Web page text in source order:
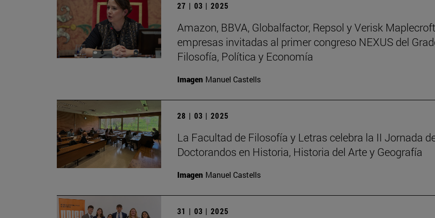
27 | 03 | 2025
Amazon, BBVA, Globalfactor, Repsol y Verisk
empresas invitadas al primer congreso NEXUS del
Filosofía, Política y Economía
Imagen Manuel Castells
28 | 03 | 2025
La Facultad de Filosofía y Letras celebra la II Jornada
Doctorandos en Historia, Historia del Arte y Geografía
Imagen Manuel Castells
31 | 03 | 2025